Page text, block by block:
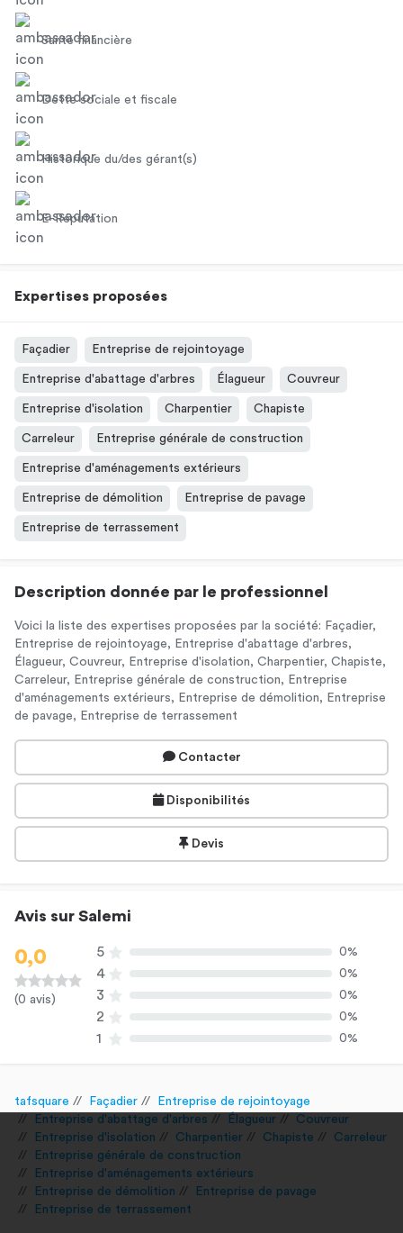
Santé financière
Dette sociale et fiscale
Historique du/des gérant(s)
E-Réputation
Expertises proposées
Façadier Entreprise de rejointoyage
Entreprise d'abattage d'arbres Élagueur Couvreur
Entreprise d'isolation Charpentier Chapiste
Carreleur Entreprise générale de construction
Entreprise d'aménagements extérieurs
Entreprise de démolition Entreprise de pavage
Entreprise de terrassement
Description donnée par le professionnel
Voici la liste des expertises proposées par la société: Façadier,
Entreprise de rejointoyage, Entreprise d'abattage d'arbres,
Élagueur, Couvreur, Entreprise d'isolation, Charpentier, Chapiste,
Carreleur, Entreprise générale de construction, Entreprise
d'aménagements extérieurs, Entreprise de démolition, Entreprise
de pavage, Entreprise de terrassement
Contacter
Disponibilités
Devis
Avis sur Salemi
0,0
(0 avis)
5 0%
4 0%
3 0%
2 0%
1 0%
tafsquare Façadier
Entreprise de rejointoyage
Entreprise d'abattage d'arbres
Élagueur
Couvreur
Entreprise d'isolation
Charpentier Chapiste
Carreleur
Entreprise générale de construction
Entreprise d'aménagements extérieurs
Entreprise de démolition
Entreprise de pavage
Entreprise de terrassement